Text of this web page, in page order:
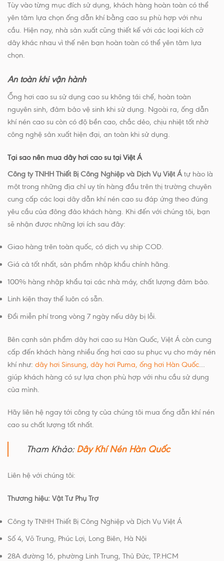
Tùy vào từng mục đích sử dụng, khách hàng hoàn toàn có thể
yên tâm lựa chọn ống dẫn khí bằng cao su phù hợp với nhu
cầu. Hiện nay, nhà sản xuất cũng thiết kế với các loại kích cỡ
dây khác nhau vì thế nên bạn hoàn toàn có thể yên tâm lựa
chọn.
An toàn khi vận hành
Ống hơi cao su sử dụng cao su không tái chế, hoàn toàn
nguyên sinh, đảm bảo vệ sinh khi sử dụng. Ngoài ra, ống dẫn
khí nén cao su còn có độ bền cao, chắc dẻo, chịu nhiệt tốt nhờ
công nghệ sản xuất hiện đại, an toàn khi sử dụng.
Tại sao nên mua dây hơi cao su tại Việt Á
Công ty TNHH Thiết Bị Công Nghiệp và Dịch Vụ Việt Átự hào là
một trong những địa chỉ uy tín hàng đầu trên thị trường chuyên
cung cấp các loại dây dẫn khí nén cao su đáp ứng theo đúng
yêu cầu của đông đảo khách hàng. Khi đến với chúng tôi, bạn
sẽ nhận được những lợi ích sau đây:
Giao hàng trên toàn quốc, có dịch vụ ship COD.
Giá cả tốt nhất, sản phẩm nhập khẩu chính hãng.
100% hàng nhập khẩu tại các nhà máy, chất lượng đảm bảo.
Linh kiện thay thế luôn có sẵn.
Đổi miễn phí trong vòng 7 ngày nếu dây bị lỗi.
Bên cạnh sản phẩm dây hơi cao su Hàn Quốc, Việt Á còn cung
cấp đến khách hàng nhiều ống hơi cao su phục vụ cho máy nén
khí như: dây hơi Sinsung, dây hơi Puma, ống hơi Hàn Quốc…
giúp khách hàng có sự lựa chọn phù hợp với nhu cầu sử dụng
của mình.
Hãy liên hệ ngay tới công ty của chúng tôi mua ống dẫn khí nén
cao su chất lượng tốt nhất.
Tham Khảo: Dây Khí Nén Hàn Quốc
Liên hệ với chúng tôi:
Thương hiệu: Vật Tư Phụ Trợ
Công ty TNHH Thiết Bị Công Nghiệp và Dịch Vụ Việt Á
Số 4, Võ Trung, Phúc Lợi, Long Biên, Hà Nội
​28A đường 16, phường Linh Trung, Thủ Đức, TP.HCM